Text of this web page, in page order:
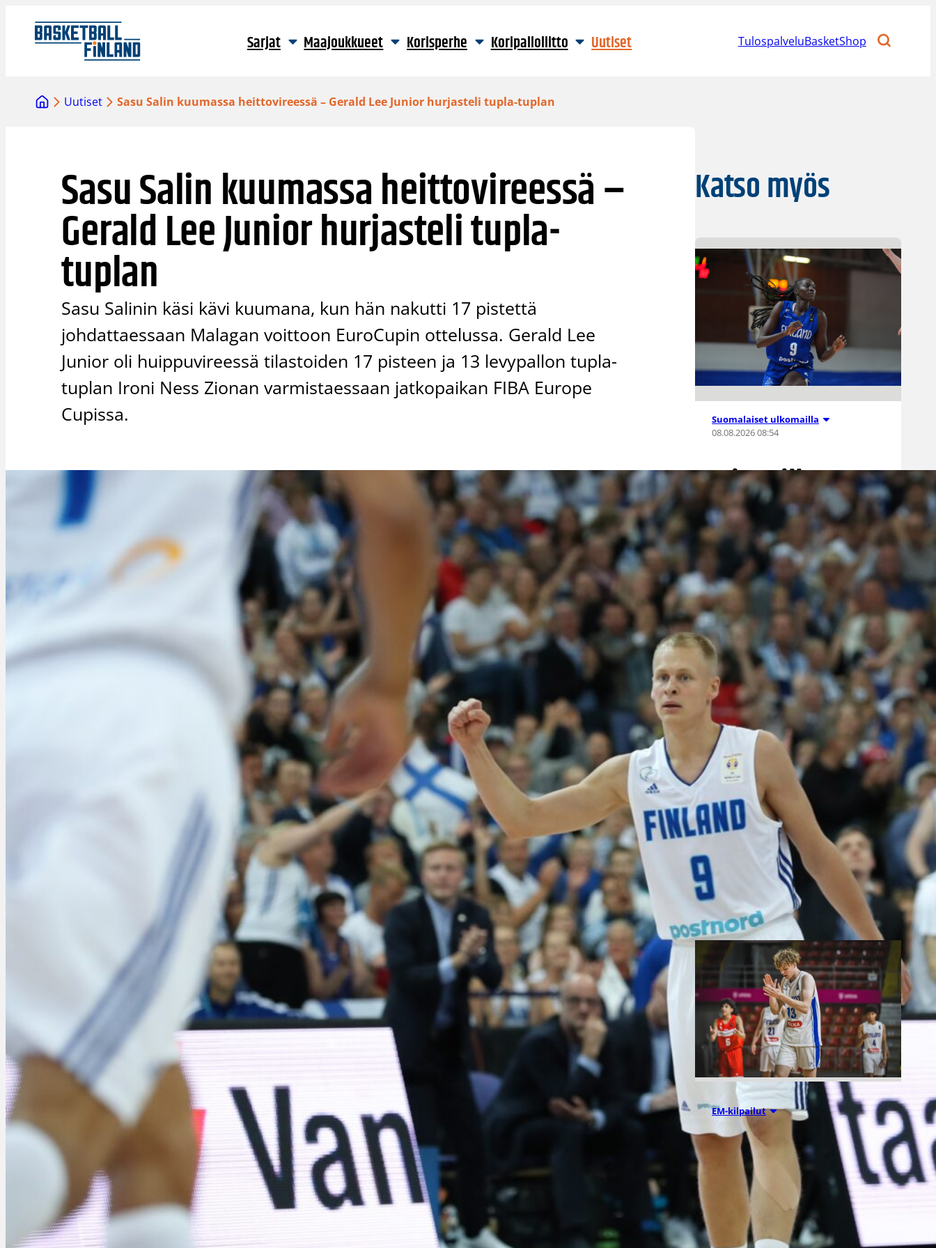
sisältöön
Sarjat Maajoukkueet Korisperhe Koripalloliitto Uutiset TulospalveluBasketShop
Uutiset Sasu Salin kuumassa heittovireessä – Gerald Lee Junior hurjasteli tupla-tuplan
Sasu Salin kuumassa heittovireessä –
Gerald Lee Junior hurjasteli tupla-
tuplan
Sasu Salinin käsi kävi kuumana, kun hän nakutti 17 pistettä
johdattaessaan Malagan voittoon EuroCupin ottelussa. Gerald Lee
Junior oli huippuvireessä tilastoiden 17 pisteen ja 13 levypallon tupla-
tuplan Ironi Ness Zionan varmistaessaan jatkopaikan FIBA Europe
Cupissa.
Katso myös
Suomalaiset ulkomailla
08.08.2026 08:54
Wingsille
tappio
Valkyriesia
vastaan –
Kuier neljä
pistettä ja
kaksi
torjuntaa
WNBA:ssa Dallas Wings kärsi
tappion, kun Golden State
Valkyries oli parempi
loppulukemin 94-76 (44-36).
Awak Kuier tilastoi vaihdoissa
yhdeksässä ja puolessa
minuutissa neljä pistettä, yhden
levypallon ja kaksi torjuntaa.
EM-kilpailut 08.08.2026 00:37
Suomen 16-
vuotiaat pojat
voittivat